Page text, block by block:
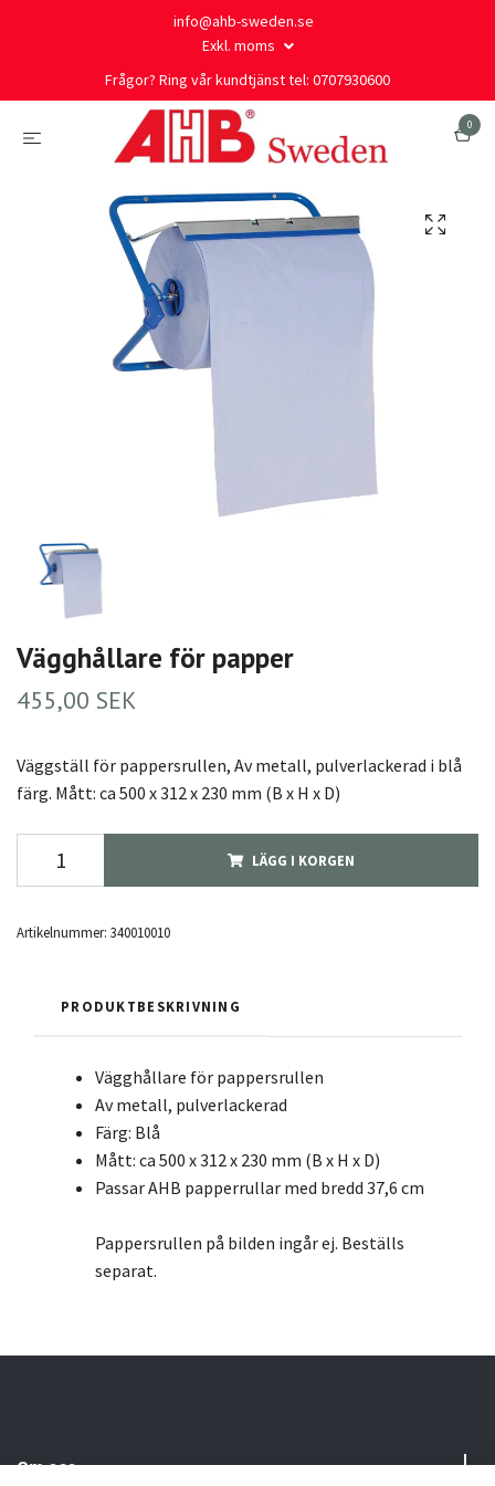
info@ahb-sweden.se
Exkl. moms
Frågor? Ring vår kundtjänst tel: 0707930600
0
Vägghållare för papper
455,00 SEK
Väggställ för pappersrullen, Av metall, pulverlackerad i blå
färg. Mått: ca 500 x 312 x 230 mm (B x H x D)
LÄGG I KORGEN
Artikelnummer: 340010010
PRODUKTBESKRIVNING
Vägghållare för pappersrullen
Av metall, pulverlackerad
Färg: Blå
Mått: ca 500 x 312 x 230 mm (B x H x D)
Passar AHB papperrullar med bredd 37,6 cm
Pappersrullen på bilden ingår ej. Beställs
separat.
Om oss